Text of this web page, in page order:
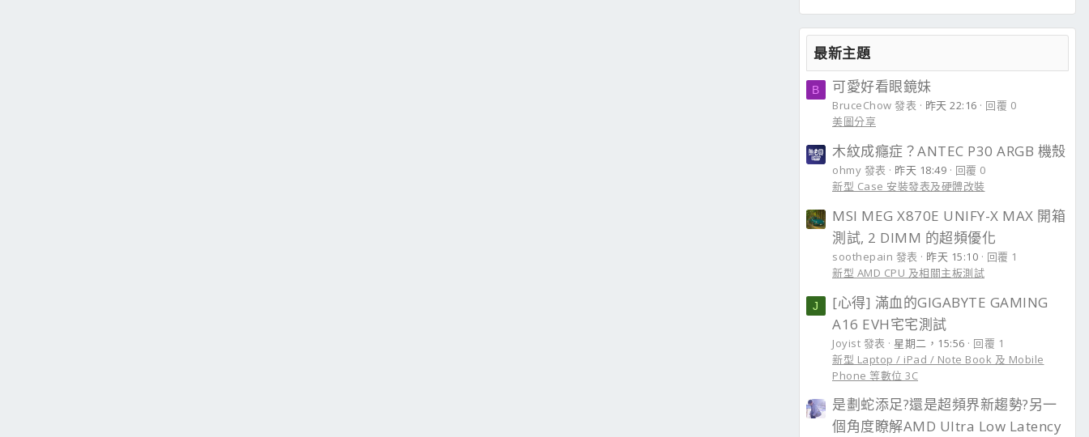
最新主題
B 可愛好看眼鏡妹
BruceChow 發表 昨天 22:16
回覆 0
美圖分享
木紋成癮症？ANTEC P30 ARGB 機殼
ohmy 發表 昨天 18:49
回覆 0
新型 Case 安裝發表及硬體改裝
MSI MEG X870E UNIFY-X MAX 開箱
測試, 2 DIMM 的超頻優化
soothepain 發表 昨天 15:10
回覆 1
新型 AMD CPU 及相關主板測試
J
[心得] 滿血的GIGABYTE GAMING
A16 EVH宅宅測試
Joyist 發表 星期二，15:56
回覆 1
新型 Laptop / iPad / Note Book 及 Mobile
Phone 等數位 3C
是劃蛇添足?還是超頻界新趨勢?另一
個角度瞭解AMD Ultra Low Latency